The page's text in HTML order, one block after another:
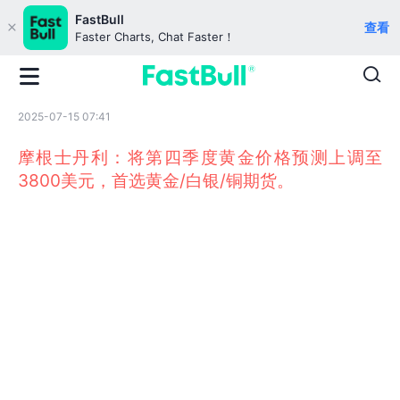
FastBull
Faster Charts, Chat Faster！
查看
2025-07-15 07:41
摩根士丹利：将第四季度黄金价格预测上调至
3800美元，首选黄金/白银/铜期货。